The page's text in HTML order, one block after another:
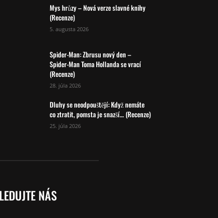
Mys hrůzy – Nová verze slavné knihy
(Recenze)
5. augusta 2026
Spider-Man: Zbrusu nový den –
Spider-Man Toma Hollanda se vrací
(Recenze)
28. júla 2026
Dluhy se neodpouštějí: Když nemáte
co ztratit, pomsta je snazší… (Recenze)
25. júla 2026
NÁS